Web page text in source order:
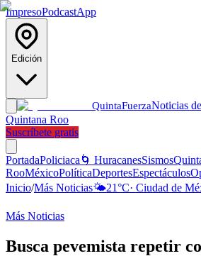
ImpresoPodcastApp
Edición
QuintaFuerzaNoticias
Quintana Roo
Suscríbete gratis
PortadaPoliciaca 🌀 HuracanesSismos
RooMéxicoPolíticaDeportesEspectáculos
Inicio/Más Noticias🌤️21°C· Ciudad de
Más Noticias
Busca pevemista repetir